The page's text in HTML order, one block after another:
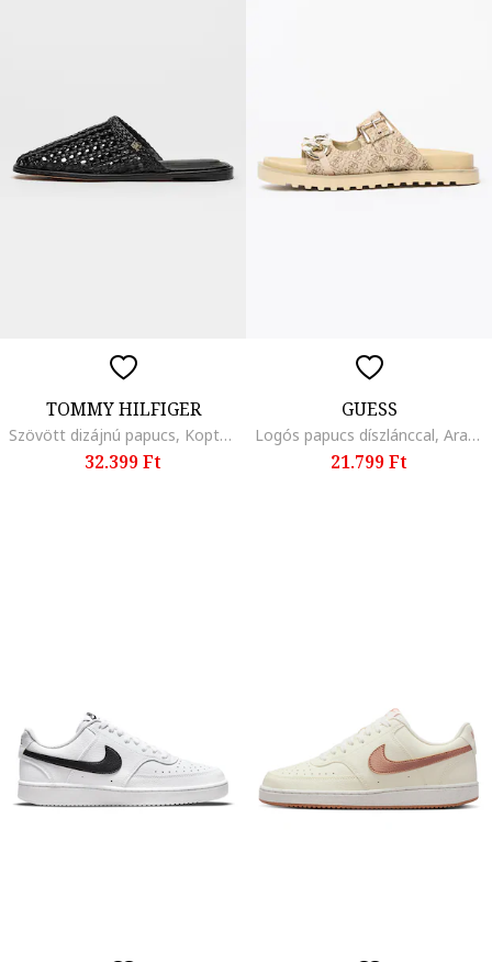
TOMMY HILFIGER
Szövött dizájnú papucs, Koptatott fekete
32.399 Ft
GUESS
Logós papucs díszlánccal, Aranyszín/Világosbarna
21.799 Ft